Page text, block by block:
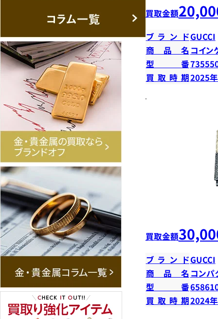
買取金額
ブランドGUCCI
商品名 コイン
型番
買取時期2025
買取金額
ブランドGUCCI
商品名 コンパ
型番
買取時期2024